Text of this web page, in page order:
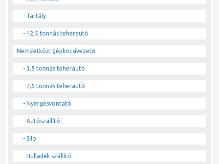
- Tartály
- 12,5 tonnás teherautó
Nemzetközi gépkocsivezető
- 3,5 tonnás teherautó
- 7,5 tonnás teherautó
- Nyergesvontató
- Autószállító
- Silo
- Hulladék szállító